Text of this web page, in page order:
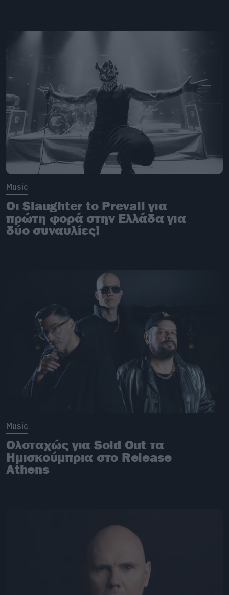
Music
Οι Slaughter to Prevail για
πρώτη φορά στην Ελλάδα για
δύο συναυλίες!
Music
Ολοταχώς για Sold Out τα
Ημισκούμπρια στο Release
Athens